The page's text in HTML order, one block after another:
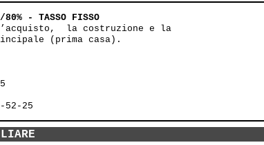
80% - TASSO FISSO
la costruzione e la
(prima casa).